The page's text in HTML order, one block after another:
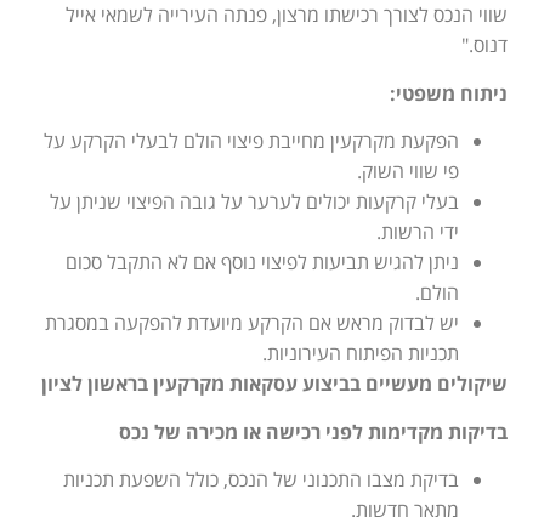
שווי הנכס לצורך רכישתו מרצון, פנתה העירייה לשמאי אייל
דנוס."
ניתוח משפטי:
הפקעת מקרקעין מחייבת פיצוי הולם לבעלי הקרקע על
פי שווי השוק.
בעלי קרקעות יכולים לערער על גובה הפיצוי שניתן על
ידי הרשות.
ניתן להגיש תביעות לפיצוי נוסף אם לא התקבל סכום
הולם.
יש לבדוק מראש אם הקרקע מיועדת להפקעה במסגרת
תכניות הפיתוח העירוניות.
שיקולים מעשיים בביצוע עסקאות מקרקעין בראשון לציון
בדיקות מקדימות לפני רכישה או מכירה של נכס
בדיקת מצבו התכנוני של הנכס, כולל השפעת תכניות
מתאר חדשות.